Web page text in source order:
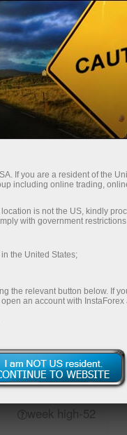
للمتداولين
EURJPY
56.47%
Closing
Maximumprice
52-week
high
If you are a resident of the
including online trading,
is not the US, kindly
with government
the United States;
the relevant button below. If
an account with InstaForex